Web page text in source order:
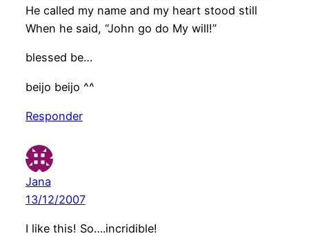
He called my name and my heart stood still
When he said, “John go do My will!”
blessed be…
beijo beijo ^^
Responder
Jana
13/12/2007
I like this! So….incridible!